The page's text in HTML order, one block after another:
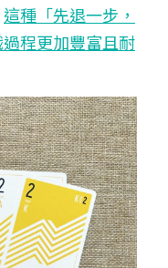
這種「先退一步，
程更加豐富且耐